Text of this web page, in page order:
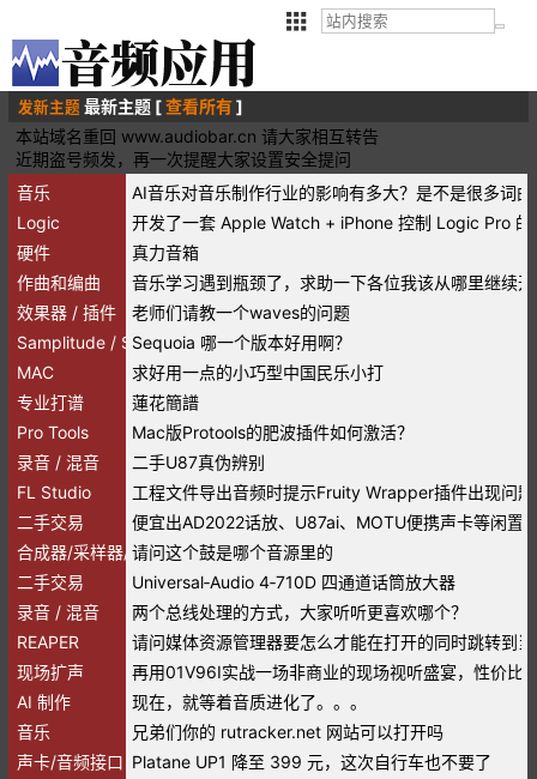
发新主题 最新主题 [查看所有]
本站域名重回 www.audiobar.cn 请大家相互转告
近期盗号频发，再一次提醒大家设置安全提问
音乐
AI音乐对音乐制作行业的影响有多大？是不是很多词
Logic
开发了一套 Apple Watch + iPhone 控制 Logic Pro 的
硬件
真力音箱
作曲和编曲
音乐学习遇到瓶颈了，求助一下各位我该从哪里继续
效果器 / 插件
老师们请教一个waves的问题
Samplitude / SequoiaSequoia 哪一个版本好用啊？
MAC
求好用一点的小巧型中国民乐小打
专业打谱
蓮花簡譜
Pro Tools
Mac版Protools的肥波插件如何激活？
录音 / 混音
二手U87真伪辨别
FL Studio
工程文件导出音频时提示Fruity Wrapper插件出现问题
二手交易
便宜出AD2022话放、U87ai、MOTU便携声卡等闲置
合成器/采样器/音源/音色请问这个鼓是哪个音源里的
二手交易
Universal‑Audio 4‑710D 四通道话筒放大器
录音 / 混音
两个总线处理的方式，大家听听更喜欢哪个？
REAPER
请问媒体资源管理器要怎么才能在打开的同时跳转到
现场扩声
再用01V96I实战一场非商业的现场视听盛宴，性价比
AI 制作
现在，就等着音质进化了。。。
音乐
兄弟们你的 rutracker.net 网站可以打开吗
声卡/音频接口 Platane UP1 降至 399 元，这次自行车也不要了